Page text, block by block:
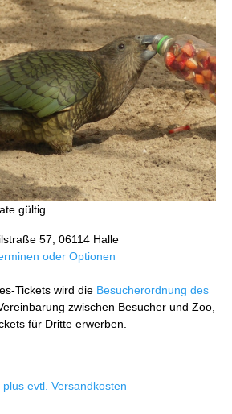
gültig
57, 06114 Halle
oder Optionen
Tickets wird die Besucherordnung des
zwischen Besucher und Zoo,
für Dritte erwerben.
evtl. Versandkosten